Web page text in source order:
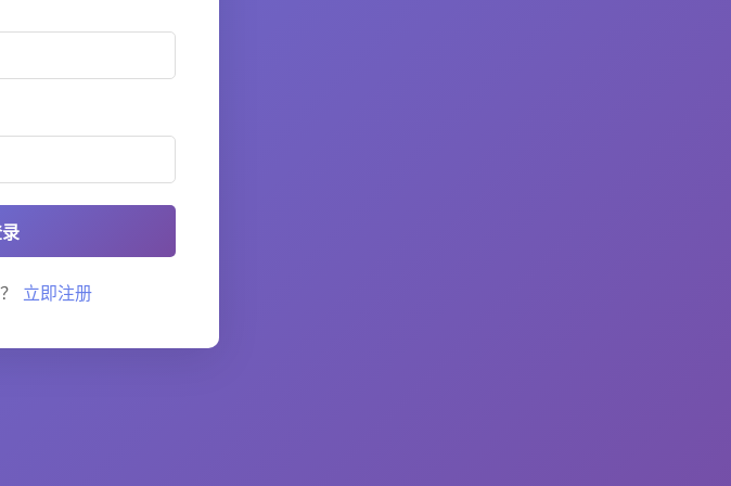
立即注册